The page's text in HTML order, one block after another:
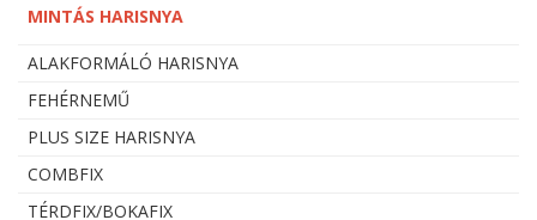
MINTÁS HARISNYA
ALAKFORMÁLÓ HARISNYA
FEHÉRNEMŰ
PLUS SIZE HARISNYA
COMBFIX
TÉRDFIX/BOKAFIX